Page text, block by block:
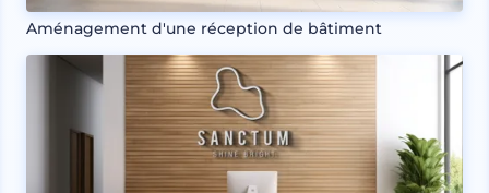
Aménagement d'une réception de bâtiment